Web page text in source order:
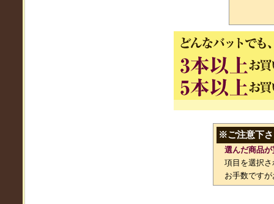
※ご注意下
選んだ商品
項目を選択
お手数です